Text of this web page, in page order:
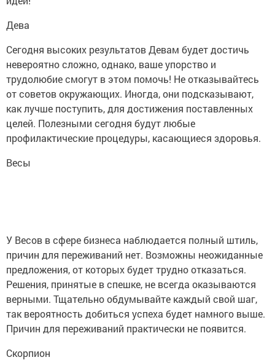
Дева
Сегодня высоких результатов Девам будет достичь
невероятно сложно, однако, ваше упорство и
трудолюбие смогут в этом помочь! Не отказывайтесь
от советов окружающих. Иногда, они подсказывают,
как лучше поступить, для достижения поставленных
целей. Полезными сегодня будут любые
профилактические процедуры, касающиеся здоровья.
Весы
У Весов в сфере бизнеса наблюдается полный штиль,
причин для переживаний нет. Возможны неожиданные
предложения, от которых будет трудно отказаться.
Решения, принятые в спешке, не всегда оказываются
верными. Тщательно обдумывайте каждый свой шаг,
так вероятность добиться успеха будет намного выше.
Причин для переживаний практически не появится.
Скорпион